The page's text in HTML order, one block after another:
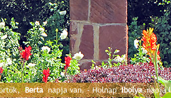
Berta napja van. - Holnap Ibolya napja